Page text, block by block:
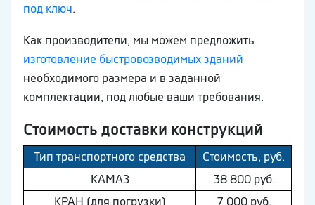
под ключ.
Как производители, мы можем предложить
изготовление быстровозводимых зданий
необходимого размера и в заданной
комплектации, под любые ваши требования.
Стоимость доставки конструкций
Тип транспортного средства
Стоимость, руб.
КAМAЗ
38 800 руб.
КРАН (для погрузки)
7 000 руб.